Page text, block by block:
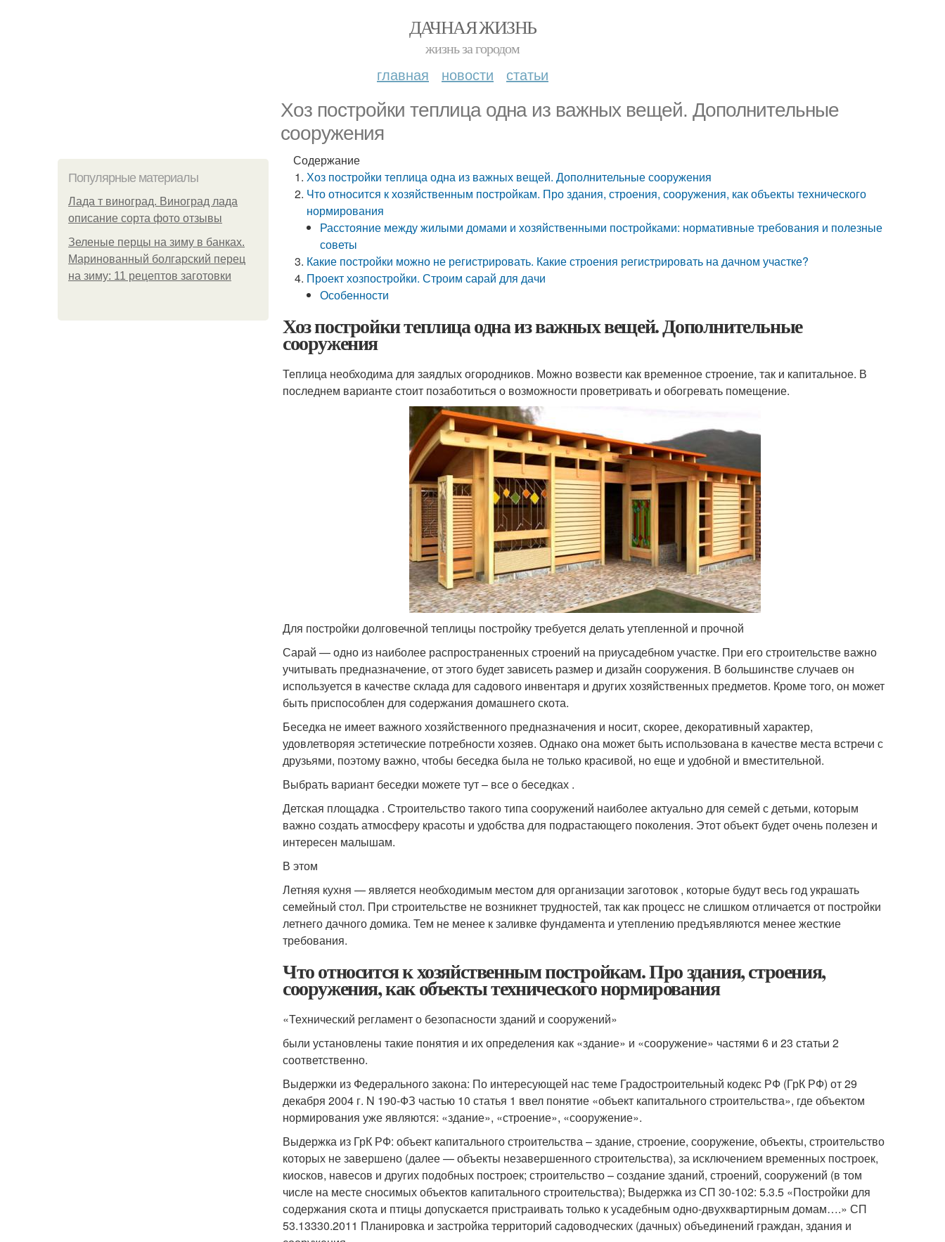
ДАЧНАЯ ЖИЗНЬ
жизнь за городом
главная новости статьи
Хоз постройки теплица одна из важных вещей. Дополнительные
сооружения
Популярные материалы
Лада т виноград. Виноград лада
описание сорта фото отзывы
Зеленые перцы на зиму в банках.
Маринованный болгарский перец
на зиму: 11 рецептов заготовки
Содержание
Хоз постройки теплица одна из важных вещей. Дополнительные сооружения
Что относится к хозяйственным постройкам. Про здания, строения, сооружения, как объекты технического
нормирования
Расстояние между жилыми домами и хозяйственными постройками: нормативные требования и полезные
советы
Какие постройки можно не регистрировать. Какие строения регистрировать на дачном участке?
Проект хозпостройки. Строим сарай для дачи
Особенности
Хоз постройки теплица одна из важных вещей. Дополнительные
сооружения
Теплица необходима для заядлых огородников. Можно возвести как временное строение, так и капитальное. В
последнем варианте стоит позаботиться о возможности проветривать и обогревать помещение.
Для постройки долговечной теплицы постройку требуется делать утепленной и прочной
Сарай — одно из наиболее распространенных строений на приусадебном участке. При его строительстве важно
учитывать предназначение, от этого будет зависеть размер и дизайн сооружения. В большинстве случаев он
используется в качестве склада для садового инвентаря и других хозяйственных предметов. Кроме того, он может
быть приспособлен для содержания домашнего скота.
Беседка не имеет важного хозяйственного предназначения и носит, скорее, декоративный характер,
удовлетворяя эстетические потребности хозяев. Однако она может быть использована в качестве места встречи с
друзьями, поэтому важно, чтобы беседка была не только красивой, но еще и удобной и вместительной.
Выбрать вариант беседки можете тут – все о беседках .
Детская площадка . Строительство такого типа сооружений наиболее актуально для семей с детьми, которым
важно создать атмосферу красоты и удобства для подрастающего поколения. Этот объект будет очень полезен и
интересен малышам.
В этом
Летняя кухня — является необходимым местом для организации заготовок , которые будут весь год украшать
семейный стол. При строительстве не возникнет трудностей, так как процесс не слишком отличается от постройки
летнего дачного домика. Тем не менее к заливке фундамента и утеплению предъявляются менее жесткие
требования.
Что относится к хозяйственным постройкам. Про здания, строения,
сооружения, как объекты технического нормирования
«Технический регламент о безопасности зданий и сооружений»
были установлены такие понятия и их определения как «здание» и «сооружение» частями 6 и 23 статьи 2
соответственно.
Выдержки из Федерального закона: По интересующей нас теме Градостроительный кодекс РФ (ГрК РФ) от 29
декабря 2004 г. N 190-ФЗ частью 10 статья 1 ввел понятие «объект капитального строительства», где объектом
нормирования уже являются: «здание», «строение», «сооружение».
Выдержка из ГрК РФ: объект капитального строительства – здание, строение, сооружение, объекты, строительство
которых не завершено (далее — объекты незавершенного строительства), за исключением временных построек,
киосков, навесов и других подобных построек; строительство – создание зданий, строений, сооружений (в том
числе на месте сносимых объектов капитального строительства); Выдержка из СП 30-102: 5.3.5 «Постройки для
содержания скота и птицы допускается пристраивать только к усадебным одно-двухквартирным домам….» СП
53.13330.2011 Планировка и застройка территорий садоводческих (дачных) объединений граждан, здания и